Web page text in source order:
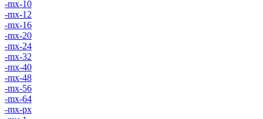
-mx-10
-mx-12
-mx-16
-mx-20
-mx-24
-mx-32
-mx-40
-mx-48
-mx-56
-mx-64
-mx-px